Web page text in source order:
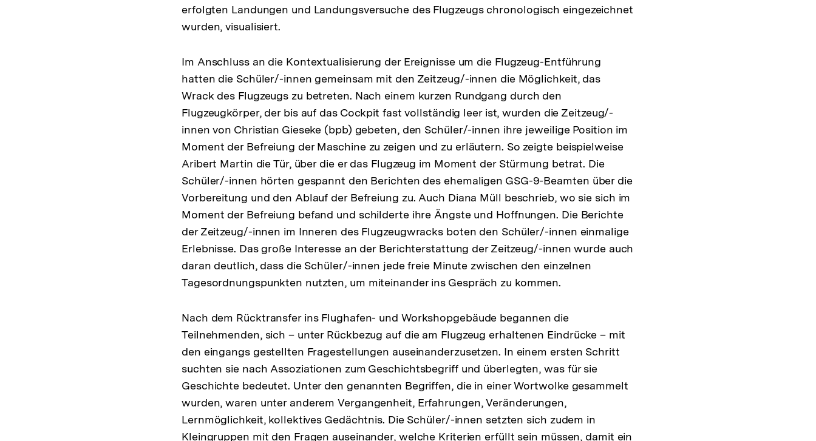
erfolgten Landungen und Landungsversuche des Flugzeugs chronologisch eingezeichnet
wurden, visualisiert.
Im Anschluss an die Kontextualisierung der Ereignisse um die Flugzeug-Entführung
hatten die Schüler/-innen gemeinsam mit den Zeitzeug/-innen die Möglichkeit, das
Wrack des Flugzeugs zu betreten. Nach einem kurzen Rundgang durch den
Flugzeugkörper, der bis auf das Cockpit fast vollständig leer ist, wurden die Zeitzeug/-
innen von Christian Gieseke (bpb) gebeten, den Schüler/-innen ihre jeweilige Position im
Moment der Befreiung der Maschine zu zeigen und zu erläutern. So zeigte beispielweise
Aribert Martin die Tür, über die er das Flugzeug im Moment der Stürmung betrat. Die
Schüler/-innen hörten gespannt den Berichten des ehemaligen GSG-9-Beamten über die
Vorbereitung und den Ablauf der Befreiung zu. Auch Diana Müll beschrieb, wo sie sich im
Moment der Befreiung befand und schilderte ihre Ängste und Hoffnungen. Die Berichte
der Zeitzeug/-innen im Inneren des Flugzeugwracks boten den Schüler/-innen einmalige
Erlebnisse. Das große Interesse an der Berichterstattung der Zeitzeug/-innen wurde auch
daran deutlich, dass die Schüler/-innen jede freie Minute zwischen den einzelnen
Tagesordnungspunkten nutzten, um miteinander ins Gespräch zu kommen.
Nach dem Rücktransfer ins Flughafen- und Workshopgebäude begannen die
Teilnehmenden, sich – unter Rückbezug auf die am Flugzeug erhaltenen Eindrücke – mit
den eingangs gestellten Fragestellungen auseinanderzusetzen. In einem ersten Schritt
suchten sie nach Assoziationen zum Geschichtsbegriff und überlegten, was für sie
Geschichte bedeutet. Unter den genannten Begriffen, die in einer Wortwolke gesammelt
wurden, waren unter anderem Vergangenheit, Erfahrungen, Veränderungen,
Lernmöglichkeit, kollektives Gedächtnis. Die Schüler/-innen setzten sich zudem in
Kleingruppen mit den Fragen auseinander, welche Kriterien erfüllt sein müssen, damit ein